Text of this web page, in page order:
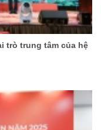
trò trung tâm của hệ